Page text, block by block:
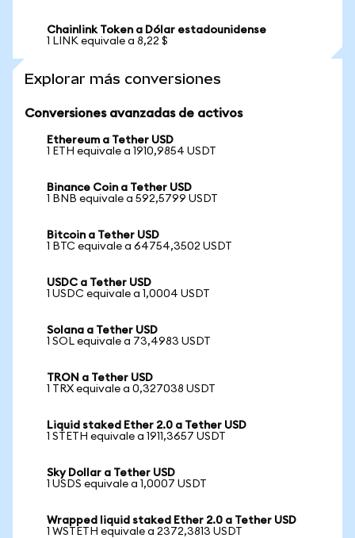
Chainlink Token a Dólar estadounidense
1 LINK equivale a 8,22 $
Explorar más conversiones
Conversiones avanzadas de activos
Ethereum a Tether USD
1 ETH equivale a 1910,9854 USDT
Binance Coin a Tether USD
1 BNB equivale a 592,5799 USDT
Bitcoin a Tether USD
1 BTC equivale a 64754,3502 USDT
USDC a Tether USD
1 USDC equivale a 1,0004 USDT
Solana a Tether USD
1 SOL equivale a 73,4983 USDT
TRON a Tether USD
1 TRX equivale a 0,327038 USDT
Liquid staked Ether 2.0 a Tether USD
1 STETH equivale a 1911,3657 USDT
Sky Dollar a Tether USD
1 USDS equivale a 1,0007 USDT
Wrapped liquid staked Ether 2.0 a Tether USD
1 WSTETH equivale a 2372,3813 USDT